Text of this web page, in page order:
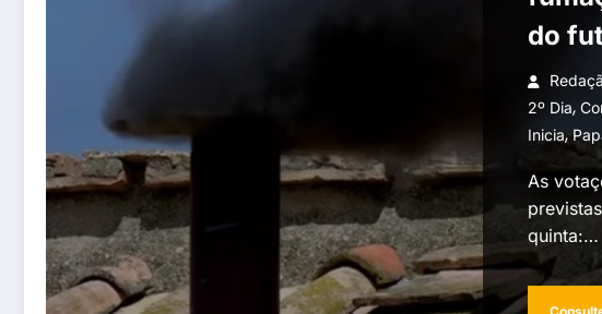
do
2º Dia,
Inicia,
As
quinta:…